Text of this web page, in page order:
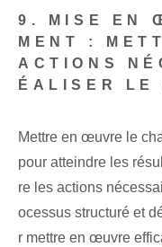
9. MISE EN
MENT :
ACTIONS
ÉALISER LE
Mettre en œuvre le
pour atteindre les
re les actions
ocessus structuré et
r mettre en œuvre